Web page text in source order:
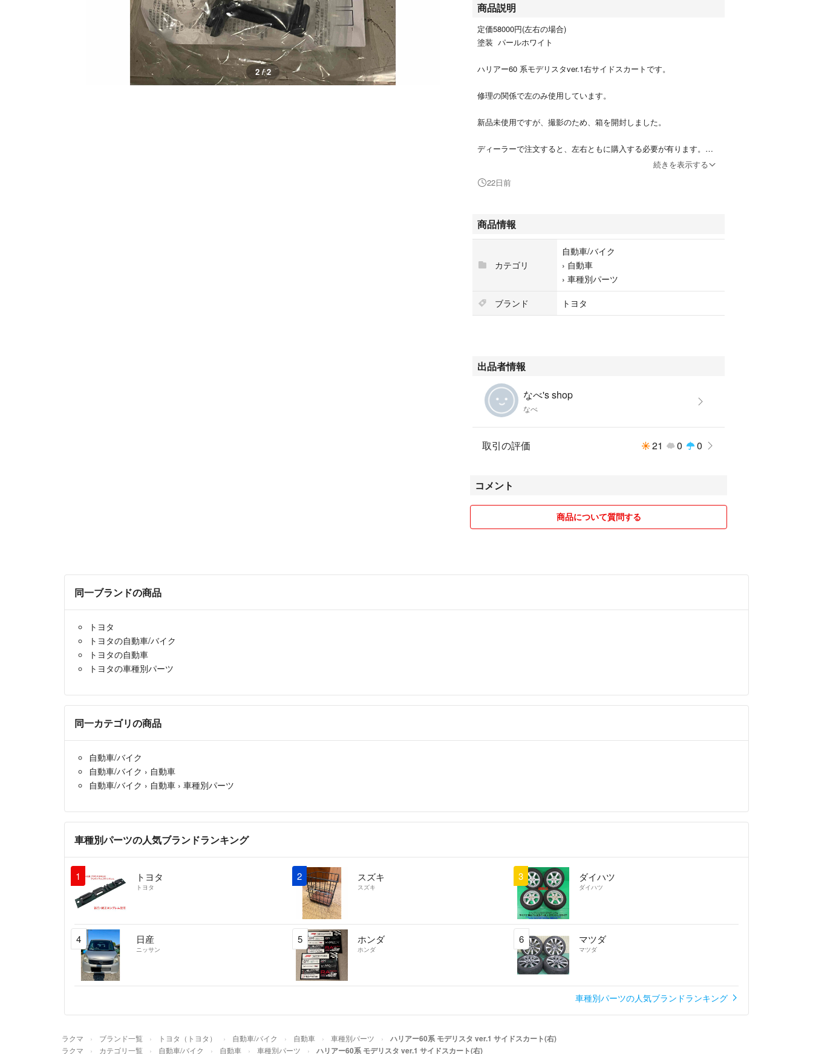
2 / 2
商品説明
定価58000円(左右の場合)
塗装 パールホワイト
ハリアー60 系モデリスタver.1右サイドスカートです。
修理の関係で左のみ使用しています。
新品未使用ですが、撮影のため、箱を開封しました。
ディーラーで注文すると、左右ともに購入する必要が有ります。
どちらか片方だけの注文は出来ないとディーラーに言われました。
続きを表示する
22日前
商品情報
カテゴリ
自動車/バイク
› 自動車
› 車種別パーツ
ブランド
トヨタ
出品者情報
なべ's shop
なべ
取引の評価 21 0 0
コメント
商品について質問する
同一ブランドの商品
トヨタ
トヨタの自動車/バイク
トヨタの自動車
トヨタの車種別パーツ
同一カテゴリの商品
自動車/バイク
自動車/バイク › 自動車
自動車/バイク › 自動車 › 車種別パーツ
車種別パーツの人気ブランドランキング
1 トヨタ
トヨタ
2 スズキ
スズキ
3 ダイハツ
ダイハツ
4 日産
ニッサン
5 ホンダ
ホンダ
6 マツダ
マツダ
車種別パーツの人気ブランドランキング
ラクマ ブランド一覧 トヨタ（トヨタ） 自動車/バイク 自動車 車種別パーツ ハリアー60系 モデリスタ ver.1 サイドスカート(右)
ラクマ カテゴリ一覧 自動車/バイク 自動車 車種別パーツ ハリアー60系 モデリスタ ver.1 サイドスカート(右)